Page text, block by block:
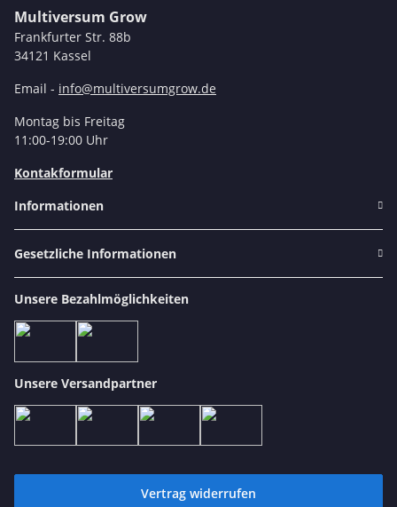
Multiversum Grow
Frankfurter Str. 88b
34121 Kassel
Email - info@multiversumgrow.de
Montag bis Freitag
11:00-19:00 Uhr
Kontakformular
Informationen
Gesetzliche Informationen
Unsere Bezahlmöglichkeiten
Unsere Versandpartner
Vertrag widerrufen